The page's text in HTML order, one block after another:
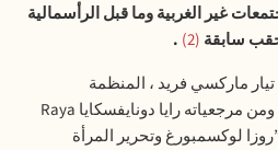
غير الغربية وما قبل الرأسمالية
سابقة 2
.
ماركسي فريد ، المنظمة
مرجعياته رايا دونايفسكايا Raya
لوكسمبورغ وتحرير المرأة